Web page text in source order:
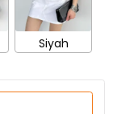
Siyah